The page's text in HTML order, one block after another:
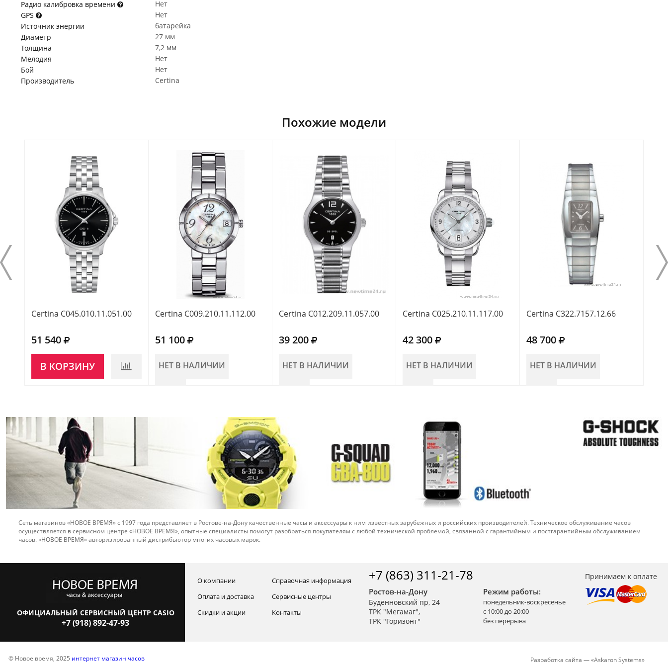
Радио калибровка времени
Нет
GPS
Нет
Источник энергии
батарейка
Диаметр
27 мм
Толщина
7,2 мм
Мелодия
Нет
Бой
Нет
Производитель
Certina
Похожие модели
Certina C045.010.11.051.00
51 540
В КОРЗИНУ
Certina C009.210.11.112.00
51 100
НЕТ В НАЛИЧИИ
Certina C012.209.11.057.00
39 200
НЕТ В НАЛИЧИИ
Certina C025.210.11.117.00
42 300
НЕТ В НАЛИЧИИ
Certina C322.7157.12.66
48 700
НЕТ В НАЛИЧИИ
Сеть магазинов «НОВОЕ ВРЕМЯ» с 1997 года представляет в Ростове-на-Дону качественные часы и аксессуары к ним известных зарубежных и российских производителей. Техническое обслуживание часов
осуществляется в сервисном центре «НОВОЕ ВРЕМЯ», опытные специалисты помогут разобраться покупателям с любой технической проблемой, связанной с гарантийным и постгарантийным обслуживанием
часов. «НОВОЕ ВРЕМЯ» авторизированный дистрибьютор многих часовых марок.
ОФИЦИАЛЬНЫЙ СЕРВИСНЫЙ ЦЕНТР CASIO
+7 (918) 892-47-93
О компании
Оплата и доставка
Скидки и акции
Справочная информация
Сервисные центры
Контакты
+7 (863) 311-21-78
Режим работы:
понедельник-воскресенье
с 10:00 до 20:00
без перерыва
Ростов-на-Дону
Буденновский пр, 24
ТРК "Мегамаг",
ТРК "Горизонт"
Принимаем к оплате
© Новое время, 2025 интернет магазин часов Разработка сайта —«Askaron Systems»